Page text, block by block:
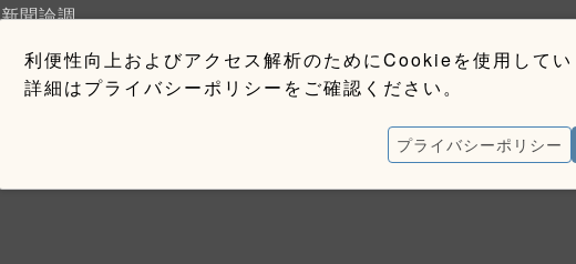
利便性向上およびアクセス解析のためにCookieを使用して
詳細はプライバシーポリシーをご確認ください。
プライバシーポリシー
新聞論調